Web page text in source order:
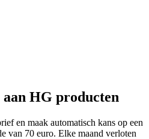
HG producten
en maak automatisch kans op een
van 70 euro. Elke maand verloten